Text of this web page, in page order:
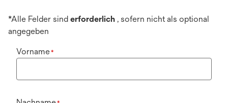
*Alle Felder sind erforderlich , sofern nicht als optional
angegeben
Vorname*